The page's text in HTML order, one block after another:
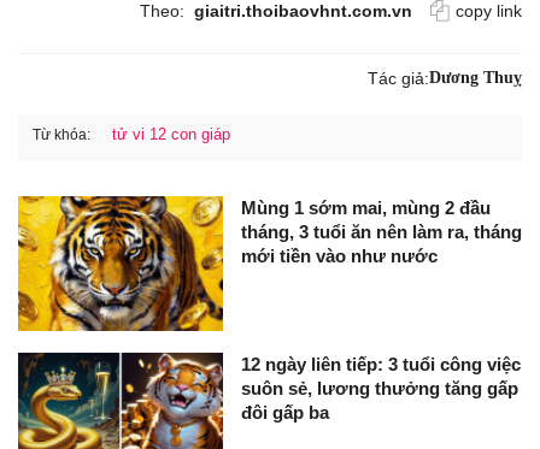
Theo: giaitri.thoibaovhnt.com.vn copy link
Tác giả:Dương Thuỵ
Từ khóa: tử vi 12 con giáp
Mùng 1 sớm mai, mùng 2 đầu
tháng, 3 tuổi ăn nên làm ra, tháng
mới tiền vào như nước
12 ngày liên tiếp: 3 tuổi công việc
suôn sẻ, lương thưởng tăng gấp
đôi gấp ba